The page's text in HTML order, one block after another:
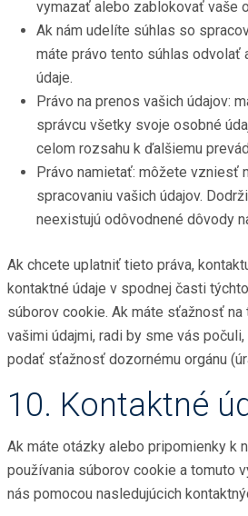
vymazať alebo zablokovať vaše
Ak nám udelíte súhlas so
máte právo tento súhlas odvolať
údaje.
Právo na prenos vašich údajov:
správcu všetky svoje osobné
celom rozsahu k ďalšiemu
Právo namietať: môžete vzniesť
spracovaniu vašich údajov.
neexistujú odôvodnené dôvody
Ak chcete uplatniť tieto práva,
kontaktné údaje v spodnej časti
súborov cookie. Ak máte sťažnosť na
vašimi údajmi, radi by sme vás
podať sťažnosť dozornému orgánu
10. Kontaktné
Ak máte otázky alebo pripomienky k
používania súborov cookie a tomuto
nás pomocou nasledujúcich